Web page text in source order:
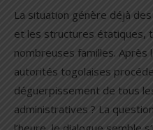
La situation génère déjà
et les structures étatiques,
nombreuses familles.
autorités togolaises
déguerpissement de tous
administratives ? La